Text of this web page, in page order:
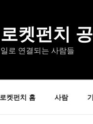
로켓펀치
일로 연결되는 사람들
로켓펀치 홈 사람